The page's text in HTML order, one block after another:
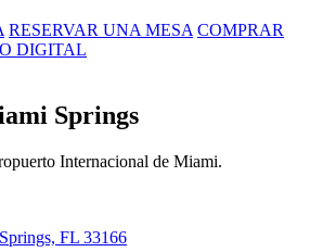
RESERVAR UNA MESA COMPRAR
DIGITAL
Springs
Internacional de Miami.
FL 33166